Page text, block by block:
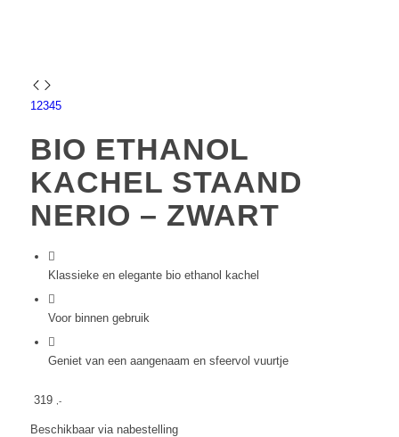
1 2345
BIO ETHANOL
KACHEL STAAND
NERIO – ZWART
Klassieke en elegante bio ethanol kachel
Voor binnen gebruik
Geniet van een aangenaam en sfeervol vuurtje
319 ,-
Beschikbaar via nabestelling